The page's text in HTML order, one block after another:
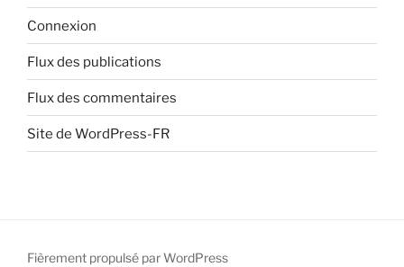
Connexion
Flux des publications
Flux des commentaires
Site de WordPress-FR
Fièrement propulsé par WordPress